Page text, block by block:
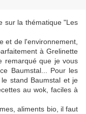
sur la thématique "Les
et de l'environnement,
à Grelinette
remarqué que je vous
Baumstal... Pour les
stand Baumstal et je
au wok, faciles à
aliments bio, il faut